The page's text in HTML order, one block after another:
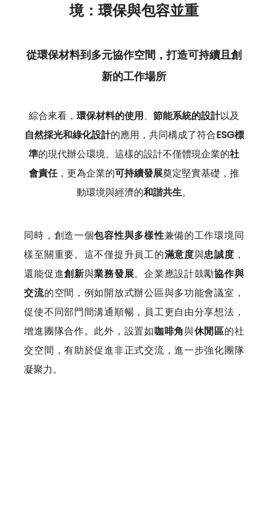
境：環保與包容並重
從環保材料到多元協作空間，打造可持續且創
新的工作場所
綜合來看， 環保材料的使用、 節能系統的設計以及
自然採光和綠化設計的應用，共同構成了符合ESG標
準的現代辦公環境。這樣的設計不僅體現企業的社
會責任，更為企業的可持續發展奠定堅實基礎，推
動環境與經濟的和諧共生。
同時，創造一個包容性與多樣性兼備的工作環境同
樣至關重要。這不僅提升員工的滿意度與忠誠度 ，
還能促進創新與業務發展。企業應設計鼓勵協作與
交流的空間，例如開放式辦公區與多功能會議室，
促使不同部門間溝通順暢，員工更自由分享想法，
增進團隊合作。此外，設置如咖啡角與休閒區的社
交空間，有助於促進非正式交流，進一步強化團隊
凝聚力。